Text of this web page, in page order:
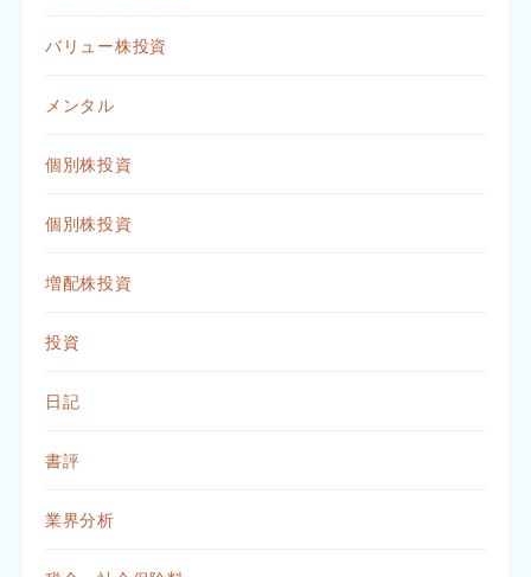
バリュー株投資
メンタル
個別株投資
個別株投資
増配株投資
投資
日記
書評
業界分析